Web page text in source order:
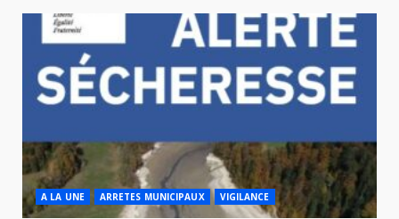
A LA UNE ARRETES MUNICIPAUX VIGILANCE